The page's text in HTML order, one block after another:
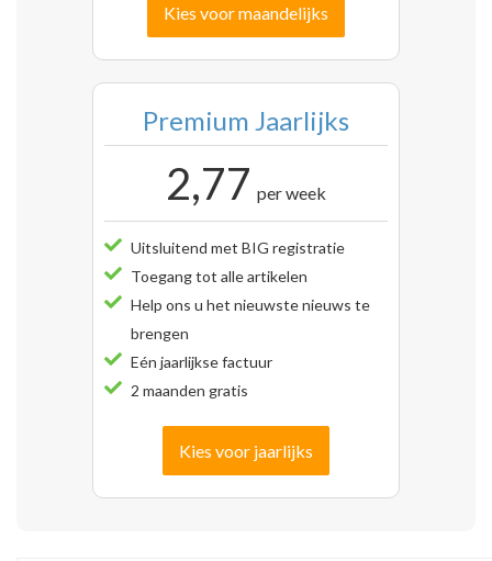
Kies voor maandelijks
Premium Jaarlijks
2,77 per week
Uitsluitend met BIG registratie
Toegang tot alle artikelen
Help ons u het nieuwste nieuws te
brengen
Eén jaarlijkse factuur
2 maanden gratis
Kies voor jaarlijks